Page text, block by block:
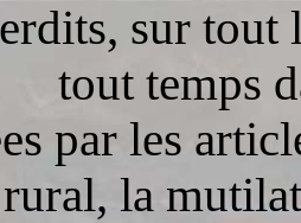
sur
tout temps
par les
rural, la